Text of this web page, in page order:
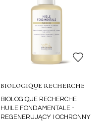
BIOLOGIQUE RECHERCHE
HUILE FONDAMENTALE -
REGENERUJĄCY I OCHRONNY
BIOLOGIQUE RECHERCHE